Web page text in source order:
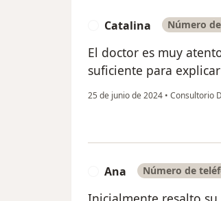
Catalina Número
El doctor es muy
suficiente para
25 de junio de 2024 • Consultorio
Ana Número de